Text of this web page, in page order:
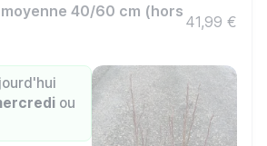
40/60 cm (hors
41,99 €
ou